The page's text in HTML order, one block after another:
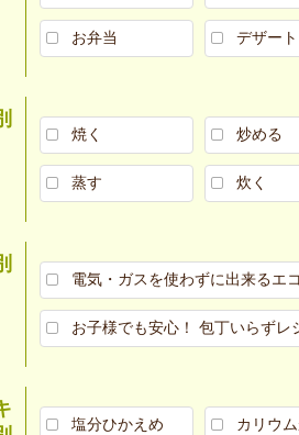
お弁当 デザート
焼く 炒める
蒸す 炊く
電気・ガスを使わずに出来るエ
お子様でも安心！ 包丁いらずレ
塩分ひかえめ カリウ